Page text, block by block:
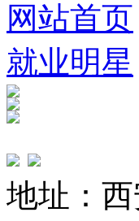
网站首页
就业明星
地址：